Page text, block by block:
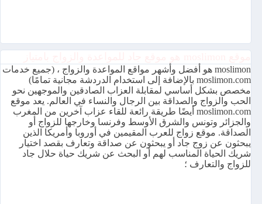
moslimon هو أفضل وأشهر مواقع المواعدة والزواج ، (جميع خدمات
moslimon.com بالإضافة إلى استخدام الدردشة مجانية تمامًا)
مخصص بشكل أساسي لمقابلة العزاب الصادقين والموجهين نحو
الحب والزواج والصداقة بين الرجال والنساء في العالم. يعد موقع
moslimon.com أيضًا طريقة رائعة للقاء عزاب آخرين من المغرب
والجزائر وتونس والشرق الأوسط وفرنسا وخارجها للزواج أو
الصداقة. موقع زواج للعرب المقيمين في أوروبا وأمريكا الذين
يبحثون عن زوج جاد أو يبحثون عن صداقة وتعارف بقصد اختيار
شريك الحياة المناسب لهم أو البحث عن شريك حياة حلال جاد
للزواج والتعارف ؛